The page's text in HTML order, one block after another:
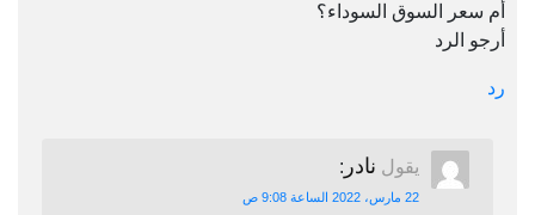
أم سعر السوق السوداء؟
أرجو الرد
رد
يقول نادر :
22 مارس، 2022 الساعة 9:08 ص